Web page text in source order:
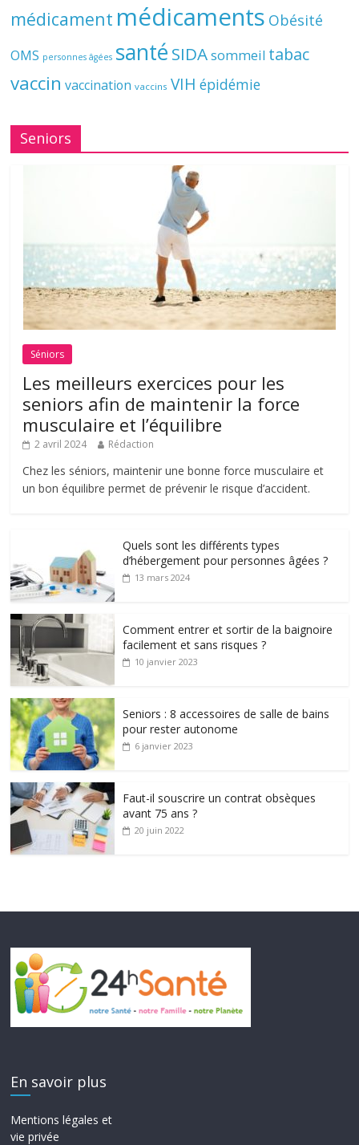
médicament médicaments Obésité
OMS personnes âgées santé SIDAsommeil tabac
vaccin vaccination vaccins VIH épidémie
Seniors
Séniors
Les meilleurs exercices pour les
seniors afin de maintenir la force
musculaire et l’équilibre
2 avril 2024 Rédaction
Chez les séniors, maintenir une bonne force musculaire et
un bon équilibre permet de prévenir le risque d’accident.
Quels sont les différents types
d’hébergement pour personnes âgées ?
13 mars 2024
Comment entrer et sortir de la baignoire
facilement et sans risques ?
10 janvier 2023
Seniors : 8 accessoires de salle de bains
pour rester autonome
6 janvier 2023
Faut-il souscrire un contrat obsèques
avant 75 ans ?
20 juin 2022
En savoir plus
Mentions légales et
vie privée